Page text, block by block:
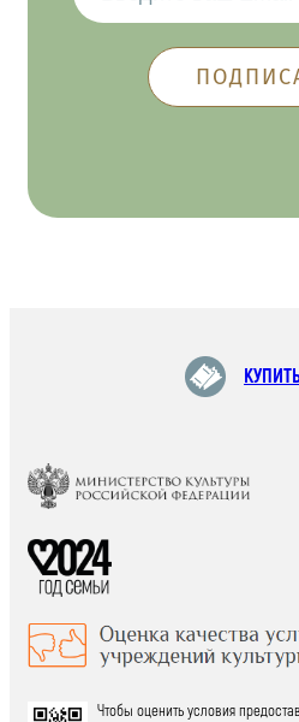
Чтобы оценить условия